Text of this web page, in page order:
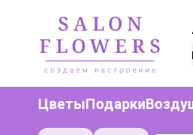
ЦветыПодарки